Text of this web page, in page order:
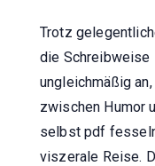
Trotz
die
ungleichmäßig
zwischen Humor
selbst pdf
viszerale Reise.